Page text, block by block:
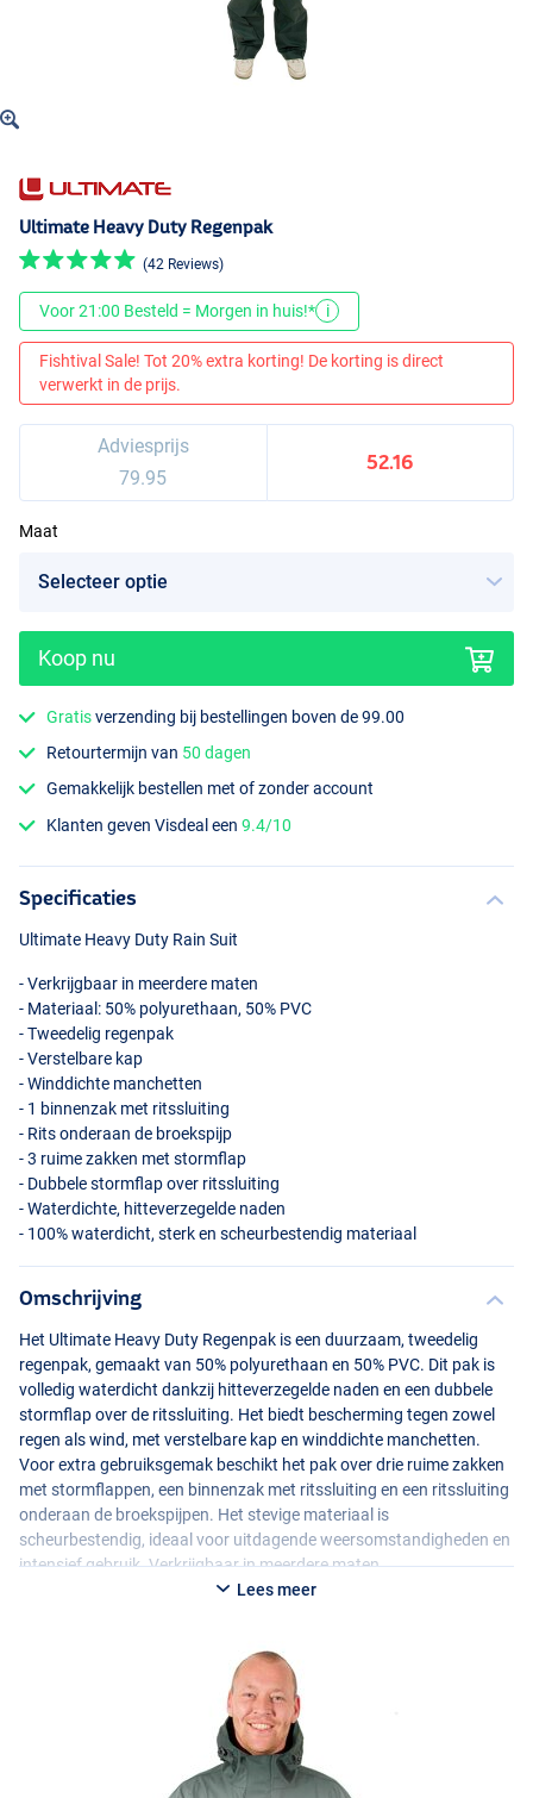
Ultimate Heavy Duty Regenpak
(42 Reviews)
Voor 21:00 Besteld = Morgen in huis!* i
Fishtival Sale! Tot 20% extra korting! De korting is direct
verwerkt in de prijs.
Adviesprijs
79.95
52.16
Maat
Koop nu
Gratisverzending bij bestellingen boven de 99.00
Retourtermijn van 50 dagen
Gemakkelijk bestellen met of zonder account
Klanten geven Visdeal een9.4/10
Specificaties
Ultimate Heavy Duty Rain Suit
- Verkrijgbaar in meerdere maten
- Materiaal: 50% polyurethaan, 50% PVC
- Tweedelig regenpak
- Verstelbare kap
- Winddichte manchetten
- 1 binnenzak met ritssluiting
- Rits onderaan de broekspijp
- 3 ruime zakken met stormflap
- Dubbele stormflap over ritssluiting
- Waterdichte, hitteverzegelde naden
- 100% waterdicht, sterk en scheurbestendig materiaal
Omschrijving
Het Ultimate Heavy Duty Regenpak is een duurzaam, tweedelig
regenpak, gemaakt van 50% polyurethaan en 50% PVC. Dit pak is
volledig waterdicht dankzij hitteverzegelde naden en een dubbele
stormflap over de ritssluiting. Het biedt bescherming tegen zowel
regen als wind, met verstelbare kap en winddichte manchetten.
Voor extra gebruiksgemak beschikt het pak over drie ruime zakken
met stormflappen, een binnenzak met ritssluiting en een ritssluiting
onderaan de broekspijpen. Het stevige materiaal is
scheurbestendig, ideaal voor uitdagende weersomstandigheden en
intensief gebruik. Verkrijgbaar in meerdere maten.
Lees meer